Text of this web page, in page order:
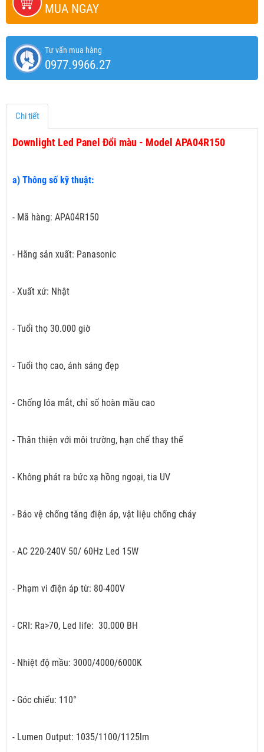
MUA NGAY
Tư vấn mua hàng
0977.9966.27
Chi tiết
Downlight Led Panel Đổi màu - Model APA04R150
a) Thông số kỹ thuật:
- Mã hàng: APA04R150
- Hãng sản xuất: Panasonic
- Xuất xứ: Nhật
- Tuổi thọ 30.000 giờ
- Tuổi thọ cao, ánh sáng đẹp
- Chống lóa mắt, chỉ số hoàn mầu cao
- Thân thiện với môi trường, hạn chế thay thế
- Không phát ra bức xạ hồng ngoại, tia UV
- Bảo vệ chống tăng điện áp, vật liệu chống cháy
- AC 220-240V 50/ 60Hz Led 15W
- Phạm vi điện áp từ: 80-400V
- CRI: Ra>70, Led life: 30.000 BH
- Nhiệt độ mầu: 3000/4000/6000K
- Góc chiếu: 110°
- Lumen Output: 1035/1100/1125lm